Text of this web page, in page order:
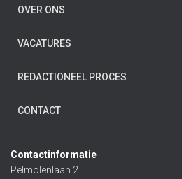
OVER ONS
VACATURES
REDACTIONEEL PROCES
CONTACT
Contactinformatie
Pelmolenlaan 2